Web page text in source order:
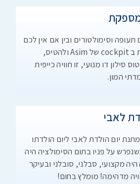
וסימולטורים ובין אם אין לכם
מושג בתחום, לשבת ב cockpit של Asim ולהטיס,
סילון דו מנועי, זו חוויה כייפית
המון.
לאבי
יום הולדת לאבי ליום הולדתו
שנפרש על פניו בתום הסימולציה היה
מקצועי, סבלני, סובלני ובעיקר
מדהימה! מומלץ בחום!